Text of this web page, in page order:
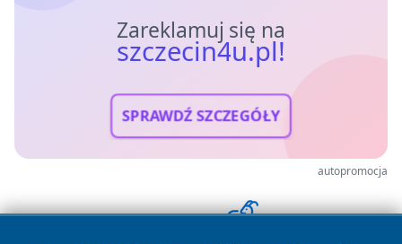
Zareklamuj się na
szczecin4u.pl!
SPRAWDŹ SZCZEGÓŁY
autopromocja